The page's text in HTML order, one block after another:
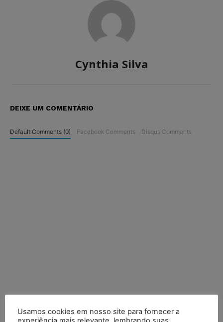
Cynthia Silva
DEIXE UM COMENTÁRIO
Default Comments (0) Facebook Comments Disqus Comments
Usamos cookies em nosso site para fornecer a